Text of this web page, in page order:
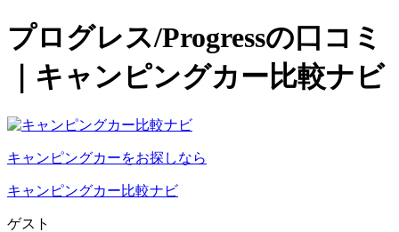
プログレス/Progressの口コミ
｜キャンピングカー比較ナビ
キャンピングカーをお探しなら
キャンピングカー比較ナビ
ゲスト